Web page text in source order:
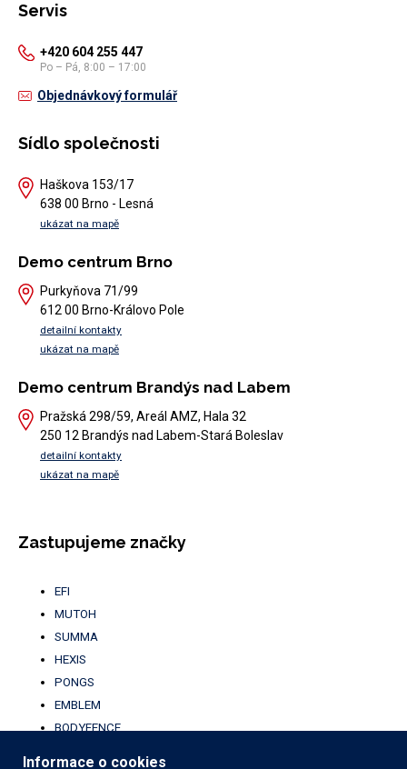
Servis
+420 604 255 447
Po – Pá, 8:00 – 17:00
Objednávkový formulář
Sídlo společnosti
Haškova 153/17
638 00 Brno - Lesná
ukázat na mapě
Demo centrum Brno
Purkyňova 71/99
612 00 Brno-Královo Pole
detailní kontakty
ukázat na mapě
Demo centrum Brandýs nad Labem
Pražská 298/59, Areál AMZ, Hala 32
250 12 Brandýs nad Labem-Stará Boleslav
detailní kontakty
ukázat na mapě
Zastupujeme značky
EFI
MUTOH
SUMMA
HEXIS
PONGS
EMBLEM
BODYFENCE
Informace o cookies